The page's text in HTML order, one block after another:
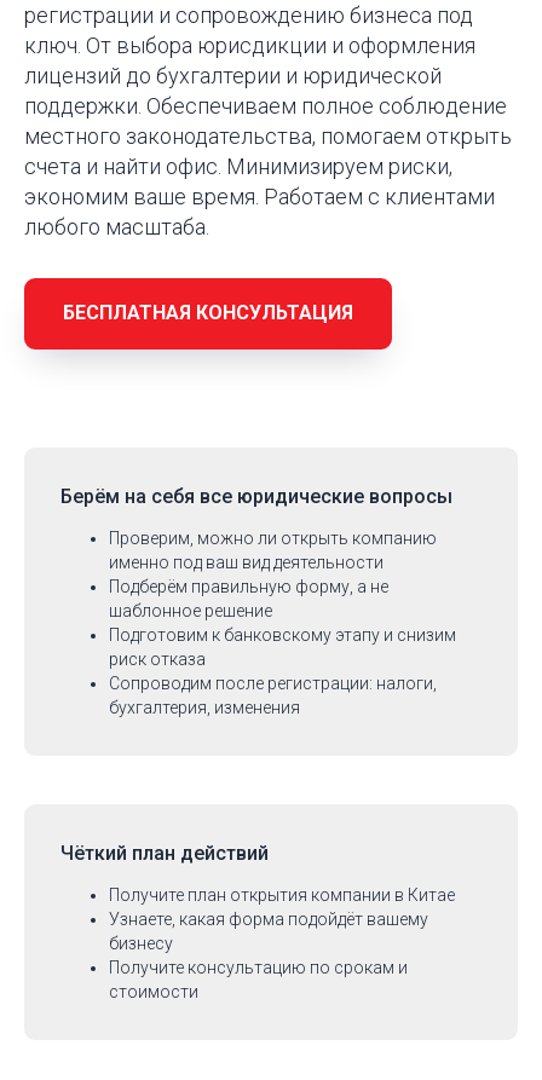
регистрации и сопровождению бизнеса под
ключ. От выбора юрисдикции и оформления
лицензий до бухгалтерии и юридической
поддержки. Обеспечиваем полное соблюдение
местного законодательства, помогаем открыть
счета и найти офис. Минимизируем риски,
экономим ваше время. Работаем с клиентами
любого масштаба.
БЕСПЛАТНАЯ КОНСУЛЬТАЦИЯ
Берём на себя все юридические вопросы
Проверим, можно ли открыть компанию
именно под ваш вид деятельности
Подберём правильную форму, а не
шаблонное решение
Подготовим к банковскому этапу и снизим
риск отказа
Сопроводим после регистрации: налоги,
бухгалтерия, изменения
Чёткий план действий
Получите план открытия компании в Китае
Узнаете, какая форма подойдёт вашему
бизнесу
Получите консультацию по срокам и
стоимости